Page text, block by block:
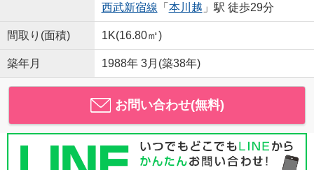
西武新宿線 「 本川越 」駅 徒歩29分
間取り(面積) 1K(16.80㎡)
築年月 1988年 3月(築38年)
お問い合わせ(無料)